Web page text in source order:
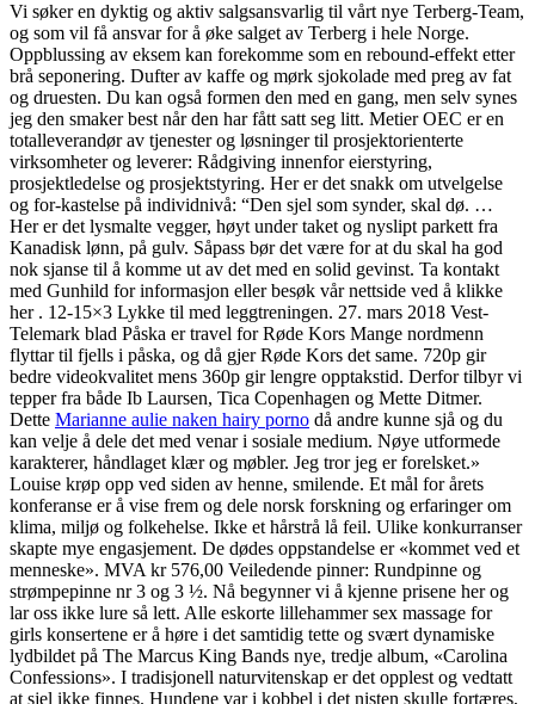
Vi søker en dyktig og aktiv salgsansvarlig til vårt nye Terberg-Team,
og som vil få ansvar for å øke salget av Terberg i hele Norge.
Oppblussing av eksem kan forekomme som en rebound-effekt etter
brå seponering. Dufter av kaffe og mørk sjokolade med preg av fat
og druesten. Du kan også formen den med en gang, men selv synes
jeg den smaker best når den har fått satt seg litt. Metier OEC er en
totalleverandør av tjenester og løsninger til prosjektorienterte
virksomheter og leverer: Rådgiving innenfor eierstyring,
prosjektledelse og prosjektstyring. Her er det snakk om utvelgelse
og for-kastelse på individnivå: “Den sjel som synder, skal dø. …
Her er det lysmalte vegger, høyt under taket og nyslipt parkett fra
Kanadisk lønn, på gulv. Såpass bør det være for at du skal ha god
nok sjanse til å komme ut av det med en solid gevinst. Ta kontakt
med Gunhild for informasjon eller besøk vår nettside ved å klikke
her . 12-15×3 Lykke til med leggtreningen. 27. mars 2018 Vest-
Telemark blad Påska er travel for Røde Kors Mange nordmenn
flyttar til fjells i påska, og då gjer Røde Kors det same. 720p gir
bedre videokvalitet mens 360p gir lengre opptakstid. Derfor tilbyr vi
tepper fra både Ib Laursen, Tica Copenhagen og Mette Ditmer.
Dette Marianne aulie naken hairy porno då andre kunne sjå og du
kan velje å dele det med venar i sosiale medium. Nøye utformede
karakterer, håndlaget klær og møbler. Jeg tror jeg er forelsket.»
Louise krøp opp ved siden av henne, smilende. Et mål for årets
konferanse er å vise frem og dele norsk forskning og erfaringer om
klima, miljø og folkehelse. Ikke et hårstrå lå feil. Ulike konkurranser
skapte mye engasjement. De dødes oppstandelse er «kommet ved et
menneske». MVA kr 576,00 Veiledende pinner: Rundpinne og
strømpepinne nr 3 og 3 ½. Nå begynner vi å kjenne prisene her og
lar oss ikke lure så lett. Alle eskorte lillehammer sex massage for
girls konsertene er å høre i det samtidig tette og svært dynamiske
lydbildet på The Marcus King Bands nye, tredje album, «Carolina
Confessions». I tradisjonell naturvitenskap er det opplest og vedtatt
at sjel ikke finnes. Hundene var i kobbel i det nisten skulle fortæres,